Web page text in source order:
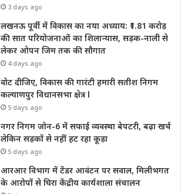
3 days ago
लखनऊ पूर्वी में विकास का नया अध्याय: ₹1.81 करोड़
की सात परियोजनाओं का शिलान्यास, सड़क-नाली से
लेकर ओपन जिम तक की सौगात
4 days ago
वोट दीजिए, विकास की गारंटी हमारी सतीश निगम
कल्याणपुर विधानसभा क्षेत्र l
5 days ago
नगर निगम जोन-6 में सफाई व्यवस्था बेपटरी, बढ़ा खर्च
लेकिन सड़कों से नहीं हट रहा कूड़ा
5 days ago
आरआर विभाग में टेंडर आवंटन पर सवाल, मिलीभगत
के आरोपों से घिरा केंद्रीय कार्यशाला संचालन